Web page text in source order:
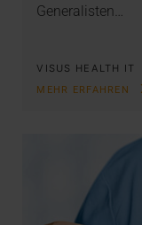
Generalisten…
VISUS HEALTH IT
MEHR ERFAHREN